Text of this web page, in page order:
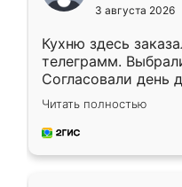
3 августа 2026
Кухню здесь
телеграмм.
Согласовали день
недели кухня была
довольны
мебель за
Читать полностью